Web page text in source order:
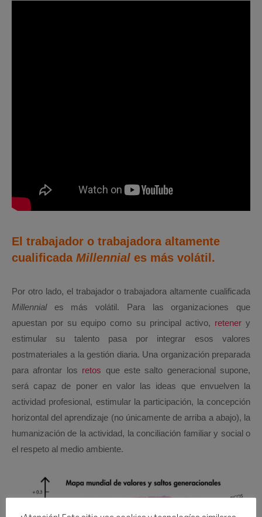
El trabajador o trabajadora altamente
cualificada Millennial es más volátil.
Por otro lado, el trabajador o trabajadora altamente cualificada
Millenniales más volátil. Para las organizaciones que
apuestan por su equipo como su principal activo, retenery
estimular su talento pasa por integrar esos valores
postmateriales a la gestión diaria. Una organización preparada
para afrontar los retos que este salto generacional supone,
será capaz de poner en valor las ideas que envuelven la
actividad profesional, estimular la participación, la concepción
horizontal del aprendizaje (no únicamente de arriba a abajo), la
humanización de la actividad, la conciliación familiar y social o
el respeto al medio ambiente.